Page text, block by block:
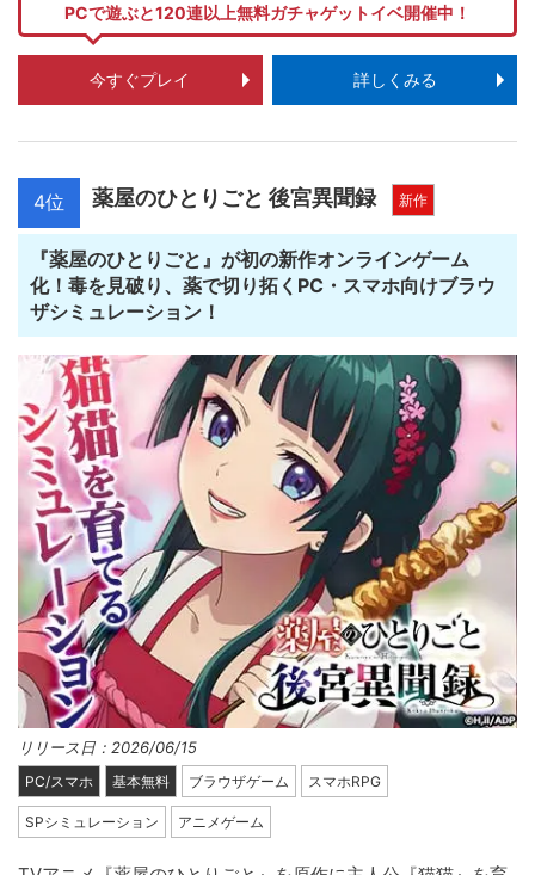
PCで遊ぶと120連以上無料ガチャゲットイベ開催中！
今すぐプレイ 詳しくみる
4位 薬屋のひとりごと 後宮異聞録 新作
『薬屋のひとりごと』が初の新作オンラインゲーム
化！毒を見破り、薬で切り拓くPC・スマホ向けブラウ
ザシミュレーション！
リリース日：2026/06/15
PC/スマホ 基本無料 ブラウザゲーム スマホRPG
SPシミュレーション アニメゲーム